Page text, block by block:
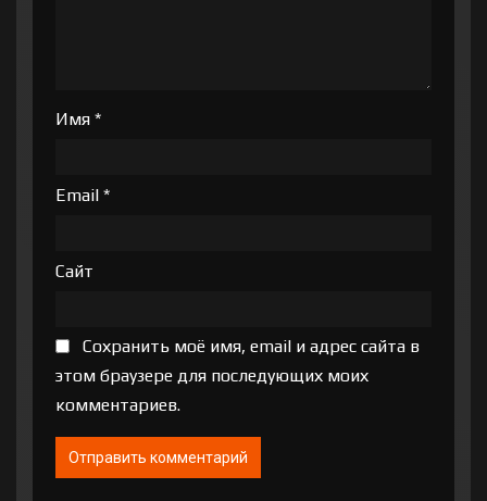
Имя *
Email *
Сайт
Сохранить моё имя, email и адрес сайта в
этом браузере для последующих моих
комментариев.